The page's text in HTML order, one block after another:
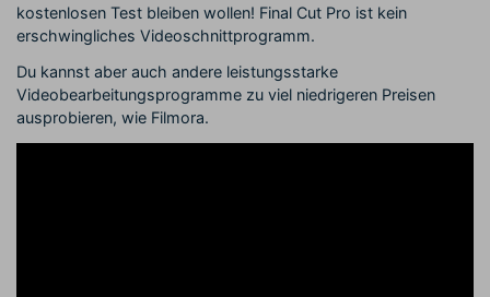
kostenlosen Test bleiben wollen! Final Cut Pro ist kein
erschwingliches Videoschnittprogramm.
Du kannst aber auch andere leistungsstarke
Videobearbeitungsprogramme zu viel niedrigeren Preisen
ausprobieren, wie Filmora.